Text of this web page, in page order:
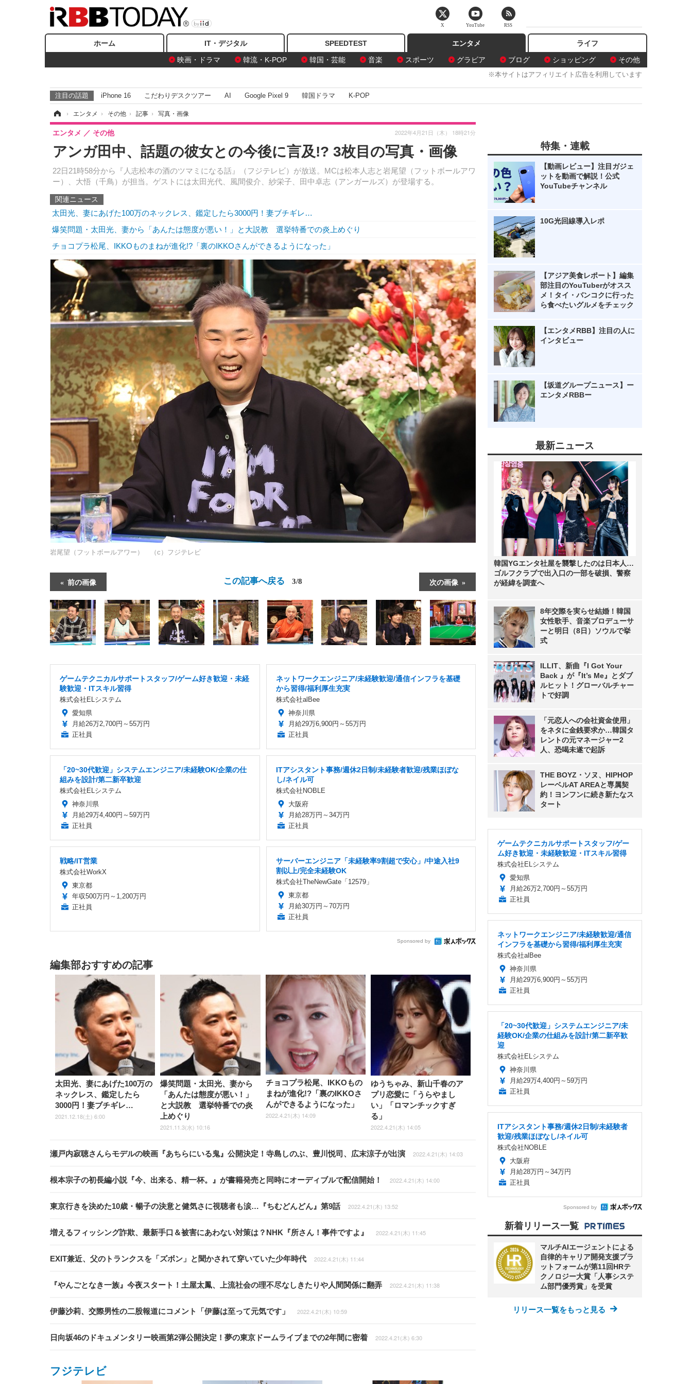
ホーム IT・デジタル SPEEDTEST
エンタメ
映画・ドラマ
韓流・K-POP 韓国・芸能 音楽 スポーツ グラビア ブログ ショッピング その他
ライフ
※本サイトはアフィリエイト広告を利用しています
注目の話題 iPhone 16 こだわりデスクツアー AI Google Pixel 9 韓国ドラマ K-POP
› エンタメ › その他 › 記事 › 写真・画像
アンガ田中、話題の彼女との今後に言及!? 3枚目の写真・画像
22日21時58分から『人志松本の酒のツマミになる話』（フジテレビ）が放送。MCは松本人志と岩尾望（フットボールアワ
ー）、大悟（千鳥）が担当。ゲストには太田光代、風間俊介、紗栄子、田中卓志（アンガールズ）が登場する。
エンタメ その他 2022年4月21日（木） 18時21分
関連ニュース
太田光、妻にあげた100万のネックレス、鑑定したら3000円！妻ブチギレ…
爆笑問題・太田光、妻から「あんたは態度が悪い！」と大説教 選挙特番での炎上めぐり
チョコプラ松尾、IKKOものまねが進化!?「裏のIKKOさんができるようになった」
岩尾望（フットボールアワー） （c）フジテレビ
前の画像 次の画像
この記事へ戻る 3/8
ゲームテクニカルサポートスタッフ/ゲーム好き歓迎・未経
験歓迎・ITスキル習得
株式会社ELシステム
愛知県
月給26万2,700円～55万円
正社員
ネットワークエンジニア/未経験歓迎/通信インフラを基礎
から習得/福利厚生充実
株式会社alBee
神奈川県
月給29万6,900円～55万円
正社員
「20~30代歓迎」システムエンジニア/未経験OK/企業の仕
組みを設計/第二新卒歓迎
株式会社ELシステム
神奈川県
月給29万4,400円～59万円
正社員
ITアシスタント事務/週休2日制/未経験者歓迎/残業ほぼな
し/ネイル可
株式会社NOBLE
大阪府
月給28万円～34万円
正社員
戦略/IT営業
株式会社WorkX
東京都
年収500万円～1,200万円
正社員
サーバーエンジニア「未経験率9割超で安心」/中途入社9
割以上/完全未経験OK
株式会社TheNewGate「12579」
東京都
月給30万円～70万円
正社員
Sponsored by
編集部おすすめの記事
太田光、妻にあげた100万の
ネックレス、鑑定したら
3000円！妻ブチギレ…
2021.12.18(土) 6:00
爆笑問題・太田光、妻から
「あんたは態度が悪い！」
と大説教 選挙特番での炎
上めぐり
2021.11.3(水) 10:16
チョコプラ松尾、IKKOもの
まねが進化!?「裏のIKKOさ
んができるようになった」
2022.4.21(木) 14:09
ゆうちゃみ、新山千春のア
プリ恋愛に「うらやまし
い」「ロマンチックすぎ
る」
2022.4.21(木) 14:05
瀬戸内寂聴さんらモデルの映画『あちらにいる鬼』公開決定！寺島しのぶ、豊川悦司、広末涼子が出演 2022.4.21(木) 14:03
根本宗子の初長編小説『今、出来る、精一杯。』が書籍発売と同時にオーディブルで配信開始！ 2022.4.21(木) 14:00
東京行きを決めた10歳・暢子の決意と健気さに視聴者も涙…『ちむどんどん』第9話 2022.4.21(木) 13:52
増えるフィッシング詐欺、最新手口＆被害にあわない対策は？NHK『所さん！事件ですよ』 2022.4.21(木) 11:45
EXIT兼近、父のトランクスを「ズボン」と聞かされて穿いていた少年時代 2022.4.21(木) 11:44
『やんごとなき一族』今夜スタート！土屋太鳳、上流社会の理不尽なしきたりや人間関係に翻弄 2022.4.21(木) 11:38
伊藤沙莉、交際男性の二股報道にコメント「伊藤は至って元気です」 2022.4.21(木) 10:59
日向坂46のドキュメンタリー映画第2弾公開決定！夢の東京ドームライブまでの2年間に密着 2022.4.21(木) 6:30
フジテレビ
特集・連載
【動画レビュー】注目ガジェ
ットを動画で解説！公式
YouTubeチャンネル
10G光回線導入レポ
【アジア美食レポート】編集
部注目のYouTuberがオスス
メ！タイ・バンコクに行った
ら食べたいグルメをチェック
【エンタメRBB】注目の人に
インタビュー
【坂道グループニュース】ー
エンタメRBBー
最新ニュース
韓国YGエンタ社屋を襲撃したのは日本人…
ゴルフクラブで出入口の一部を破損、警察
が経緯を調査へ
8年交際を実らせ結婚！韓国
女性歌手、音楽プロデューサ
ーと明日（8日）ソウルで挙
式
ILLIT、新曲『I Got Your
Back 』が『It’s Me』とダブ
ルヒット！グローバルチャー
トで好調
「元恋人への会社資金使用」
をネタに金銭要求か…韓国タ
レントの元マネージャー2
人、恐喝未遂で起訴
THE BOYZ・ソヌ、HIPHOP
レーベルAT AREAと専属契
約！ヨンフンに続き新たなス
タート
ゲームテクニカルサポートスタッフ/ゲー
ム好き歓迎・未経験歓迎・ITスキル習得
株式会社ELシステム
愛知県
月給26万2,700円～55万円
正社員
ネットワークエンジニア/未経験歓迎/通信
インフラを基礎から習得/福利厚生充実
株式会社alBee
神奈川県
月給29万6,900円～55万円
正社員
「20~30代歓迎」システムエンジニア/未
経験OK/企業の仕組みを設計/第二新卒歓
迎
株式会社ELシステム
神奈川県
月給29万4,400円～59万円
正社員
ITアシスタント事務/週休2日制/未経験者
歓迎/残業ほぼなし/ネイル可
株式会社NOBLE
大阪府
月給28万円～34万円
正社員
Sponsored by
新着リリース一覧
マルチAIエージェントによる
自律的キャリア開発支援プラ
ットフォームが第11回HRテ
クノロジー大賞「人事システ
ム部門優秀賞」を受賞
リリース一覧をもっと見る
X YouTube RSS